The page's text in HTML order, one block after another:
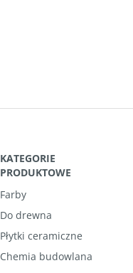
KATEGORIE
PRODUKTOWE
Farby
Do drewna
Płytki ceramiczne
Chemia budowlana